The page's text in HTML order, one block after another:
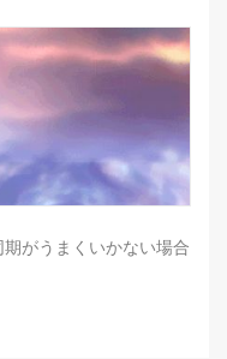
がうまくいかない場合